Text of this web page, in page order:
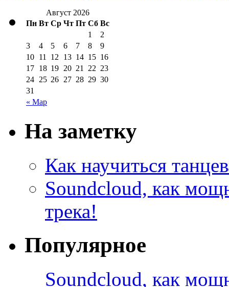
Август 2026
Пн Вт Ср Чт Пт Сб Вс
« Мар
1
2
3
4 5 6 7 8
9
10 11 12 13 14 15 16
17 18 19 20 21 22 23
24 25 26 27 28 29 30
31
На заметку
Как научиться
Soundcloud, как
трека!
Популярное
Soundcloud, как